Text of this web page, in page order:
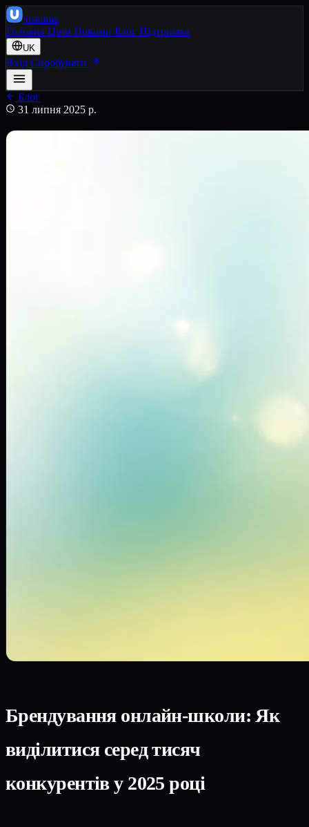
useume
Головна Ціни Новини Блог Підтримка
UK
Вхід Спробувати
Блог
31 липня 2025 р.
Брендування онлайн-школи: Як
виділитися серед тисяч
конкурентів у 2025 році